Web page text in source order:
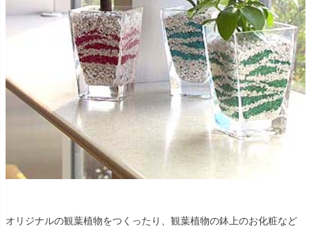
オリジナルの観葉植物をつくったり、観葉植物の鉢上のお化粧など